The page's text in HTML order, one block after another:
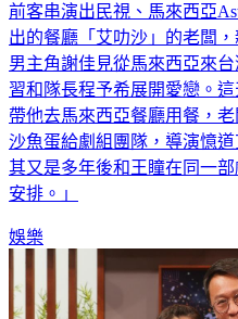
前客串演出民視、馬來西亞
出的餐廳「艾叻沙」的老闆
男主角謝佳見從馬來西亞來
習和隊長程予希展開愛戀。
帶他去馬來西亞餐廳用餐，
沙魚蛋給劇組團隊，導演憶
其又是多年後和王瞳在同一
安排。」
娛樂